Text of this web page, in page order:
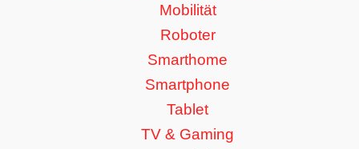
Mobilität
Roboter
Smarthome
Smartphone
Tablet
TV & Gaming